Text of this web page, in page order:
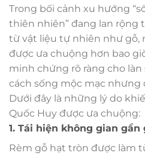
Trong bối cảnh xu hướng
thiên nhiên” đang lan rộng
từ vật liệu tự nhiên như gỗ,
được ưa chuộng hơn bao
minh chứng rõ ràng cho
cách sống mộc mạc nhưng
Dưới đây là những lý do
Quốc Huy được ưa chuộng:
1. Tái hiện không gian
Rèm gỗ hạt tròn được làm